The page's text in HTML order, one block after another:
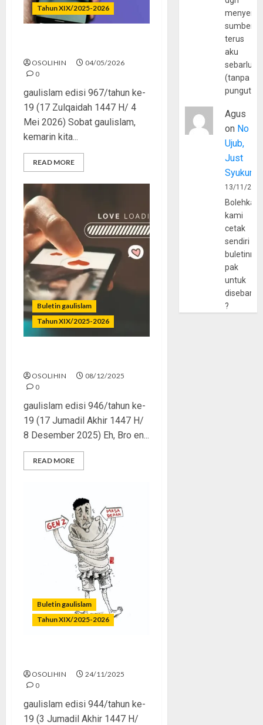
Tahun XIX/2025-2026
OSOLIHIN
04/05/2026
0
gaulislam edisi 967/tahun ke-
19 (17 Zulqaidah 1447 H/ 4
Mei 2026) Sobat gaulislam,
kemarin kita...
READ MORE
Buletin gaulislam
Tahun XIX/2025-2026
OSOLIHIN
08/12/2025
0
gaulislam edisi 946/tahun ke-
19 (17 Jumadil Akhir 1447 H/
8 Desember 2025) Eh, Bro en...
READ MORE
Buletin gaulislam
Tahun XIX/2025-2026
OSOLIHIN
24/11/2025
0
gaulislam edisi 944/tahun ke-
19 (3 Jumadil Akhir 1447 H/
sumber
terus
aku
(tanpa
Agus
on No
Ujub,
Just
Syukur
13/11/
Bolehkah
kami
cetak
sendiri
pak
untuk
?